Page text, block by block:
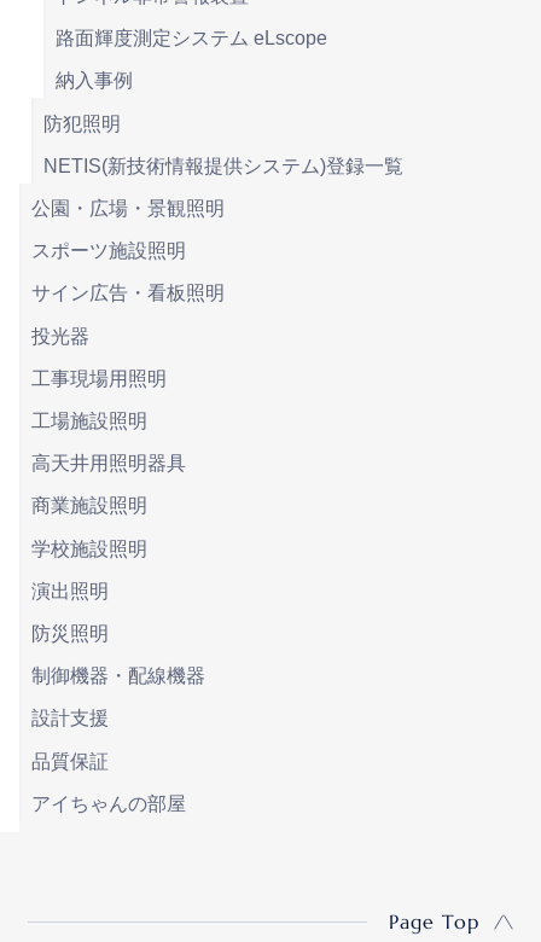
路面輝度測定システム eLscope
納入事例
防犯照明
NETIS(新技術情報提供システム)登録一覧
公園・広場・景観照明
スポーツ施設照明
サイン広告・看板照明
投光器
工事現場用照明
工場施設照明
高天井用照明器具
商業施設照明
学校施設照明
演出照明
防災照明
制御機器・配線機器
設計支援
品質保証
アイちゃんの部屋
Page Top